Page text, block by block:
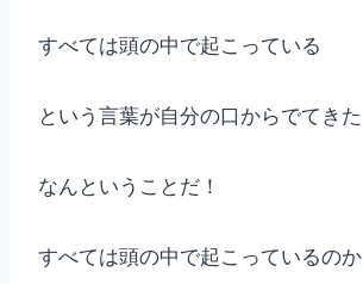
すべては頭の中で起こっている
という言葉が自分の口からでてきた
なんということだ！
すべては頭の中で起こっているのか